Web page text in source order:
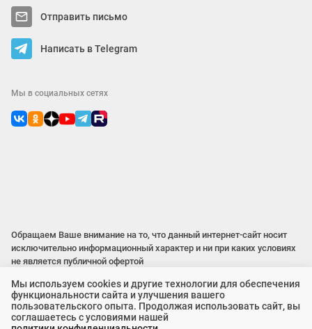
Отправить письмо
Написать в Telegram
Мы в социальных сетях
Обращаем Ваше внимание на то, что данный интернет-сайт носит
исключительно информационный характер и ни при каких условиях
не является публичной офертой
2015 – 2026 © ООО «Локос»
Мы используем cookies и другие технологии для обеспечения
функциональности сайта и улучшения вашего
пользовательского опыта. Продолжая использовать сайт, вы
соглашаетесь с условиями нашей